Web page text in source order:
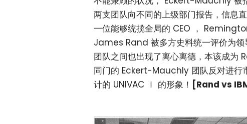
两支团队向不同的上级部门报告，信息
一位能够统揽全局的 CEO ，
James Rand 被多方史料统一评价为领
团队之间也出现了离心离德，本该成为
同门的 Eckert-Mauchly 团队反对进行
计的 UNIVAC Ⅰ 的形象！ [Rand vs